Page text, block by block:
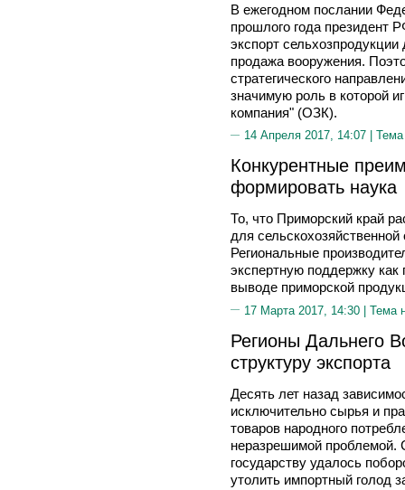
В ежегодном послании
прошлого года
экспорт
продажа вооружения.
стратегического
значимую роль в которой
компания" (ОЗК).
14 Апреля 2017, 14:07 |
Конкурентные
формировать наука
То, что Приморский край
для
Региональные
экспертную поддержку как
выводе приморской
17 Марта 2017, 14:30 | Тема
Регионы Дальнего
структуру экспорта
Десять лет назад
исключительно сырья и
товаров народного
неразрешимой проблемой.
государству удалось
утолить импортный голод